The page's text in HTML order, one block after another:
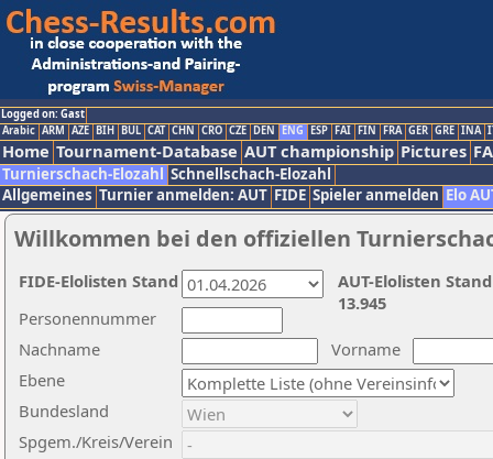
Logged on: Gast
Arabic ARM AZE BIH BUL CAT CHN CRO CZE DEN ENG ESP FAI FIN FRA GER GRE INA
Home Tournament-Database AUT championship Pictures
Turnierschach-Elozahl Schnellschach-Elozahl
Allgemeines Turnier anmelden: AUT FIDE Spieler anmelden Elo
Willkommen bei den offiziellen
Nachname
Vorname
Ebene
Personennummer
Bundesland
Spgem./Kreis/Verein
AUT-Elolisten
13.945
FIDE-Elolisten Stand